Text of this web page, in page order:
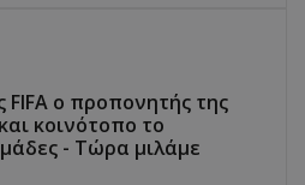
FIFA ο προπονητής της
κοινότοπο το
- Τώρα μιλάμε